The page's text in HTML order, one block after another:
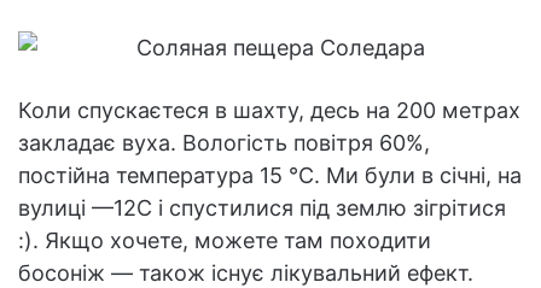
Коли спускаєтеся в шахту, десь на 200 метрах
закладає вуха. Вологість повітря 60%,
постійна температура 15 °С. Ми були в січні, на
вулиці —12С і спустилися під землю зігрітися
:). Якщо хочете, можете там походити
босоніж — також існує лікувальний ефект.